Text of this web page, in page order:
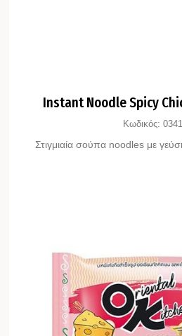
Instant Noodle Spicy
Κωδικός:
Στιγμιαία σούπα noodles με